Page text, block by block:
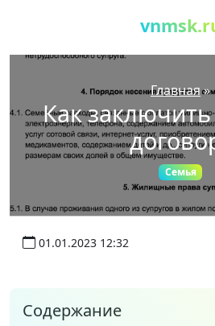
Главная »
Как
Семья
01.01.2023 12:32
Содержание